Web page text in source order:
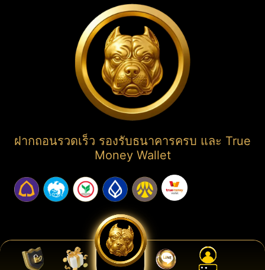
ฝากถอนรวดเร็ว รองรับธนาคารครบ และ True
Money Wallet